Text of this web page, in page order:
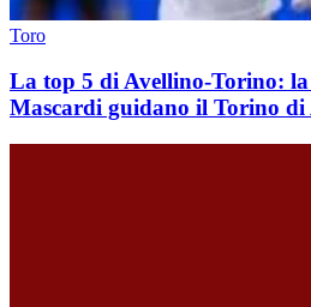
Toro
La top 5 di Avellino-Torino:
Mascardi guidano il Torino di